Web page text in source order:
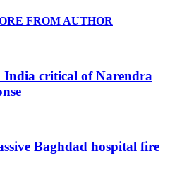
FROM AUTHOR
India critical of Narendra
Baghdad hospital fire